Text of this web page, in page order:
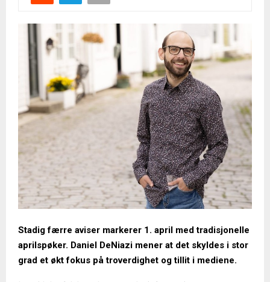
Stadig færre aviser markerer 1. april med tradisjonelle
aprilspøker. Daniel DeNiazi mener at det skyldes i stor
grad et økt fokus på troverdighet og tillit i mediene.